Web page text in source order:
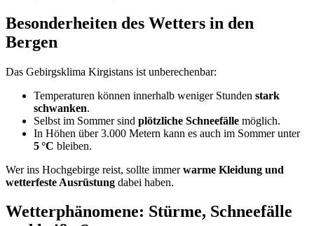
Besonderheiten des Wetters in den
Bergen
Das Gebirgsklima Kirgistans ist unberechenbar:
Temperaturen können innerhalb weniger Stunden stark
schwanken.
Selbst im Sommer sind plötzliche Schneefälle möglich.
In Höhen über 3.000 Metern kann es auch im Sommer unter
5 °C bleiben.
Wer ins Hochgebirge reist, sollte immerwarme Kleidung und
wetterfeste Ausrüstung dabei haben.
Wetterphänomene: Stürme, Schneefälle